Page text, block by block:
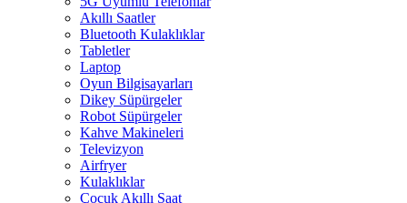
Akıllı Saatler
Bluetooth Kulaklıklar
Tabletler
Laptop
Oyun Bilgisayarları
Dikey Süpürgeler
Robot Süpürgeler
Kahve Makineleri
Televizyon
Airfryer
Kulaklıklar
Çocuk Akıllı Saat